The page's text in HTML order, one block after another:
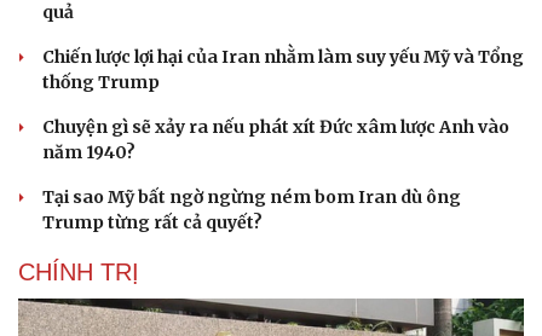
quả
Chiến lược lợi hại của Iran nhằm làm suy yếu Mỹ và Tổng
thống Trump
Chuyện gì sẽ xảy ra nếu phát xít Đức xâm lược Anh vào
năm 1940?
Tại sao Mỹ bất ngờ ngừng ném bom Iran dù ông
Trump từng rất cả quyết?
CHÍNH TRỊ